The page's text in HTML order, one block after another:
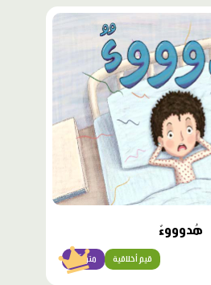
هُدوووءٌ
متوسّط قيم أخلاقية